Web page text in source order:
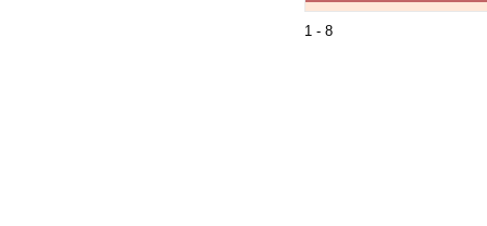
1 - 8